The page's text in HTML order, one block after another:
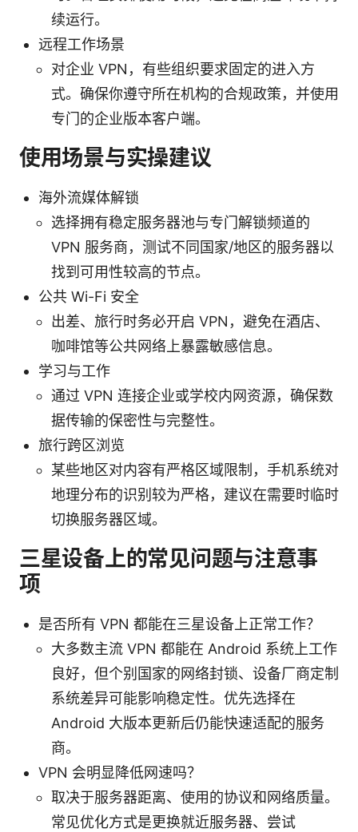
续运行。
远程工作场景
对企业 VPN，有些组织要求固定的进入方
式。确保你遵守所在机构的合规政策，并使用
专门的企业版本客户端。
使用场景与实操建议
海外流媒体解锁
选择拥有稳定服务器池与专门解锁频道的
VPN 服务商，测试不同国家/地区的服务器以
找到可用性较高的节点。
公共 Wi-Fi 安全
出差、旅行时务必开启 VPN，避免在酒店、
咖啡馆等公共网络上暴露敏感信息。
学习与工作
通过 VPN 连接企业或学校内网资源，确保数
据传输的保密性与完整性。
旅行跨区浏览
某些地区对内容有严格区域限制，手机系统对
地理分布的识别较为严格，建议在需要时临时
切换服务器区域。
三星设备上的常见问题与注意事
项
是否所有 VPN 都能在三星设备上正常工作？
大多数主流 VPN 都能在 Android 系统上工作
良好，但个别国家的网络封锁、设备厂商定制
系统差异可能影响稳定性。优先选择在
Android 大版本更新后仍能快速适配的服务
商。
VPN 会明显降低网速吗？
取决于服务器距离、使用的协议和网络质量。
常见优化方式是更换就近服务器、尝试